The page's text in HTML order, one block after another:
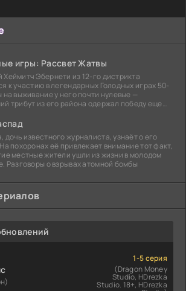
игры: Рассвет Жатвы
Эбернети из 12-го дистрикта
к участию в легендарных Голодных играх 50-
выживание у него почти нулевые —
трибут из его района одержал победу еще
дочь известного журналиста, узнаёт о его
похоронах её привлекает внимание тот факт,
местные жители ушли из жизни в молодом
Разговоры о взрывах атомной бомбы
1-5 серия
(Dragon Money
Studio, HDrezka
Studio. 18+, HDrezka